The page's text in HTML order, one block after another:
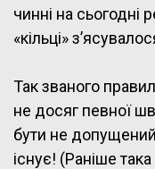
чинні на сьогодні
«кільці»
Так званого
не досяг певної
бути не допущений
існує! (Раніше